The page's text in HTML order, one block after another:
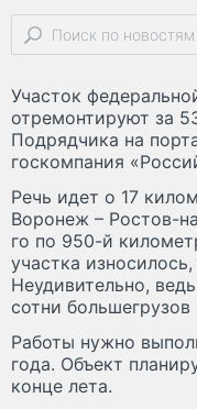
Участок
отремонтируют за
Подрядчика на
госкомпания
Речь идет о 17
Воронеж – Ростов-
го по 950-й
участка
Неудивительно,
сотни
Работы нужно
года. Объект
конце лета.